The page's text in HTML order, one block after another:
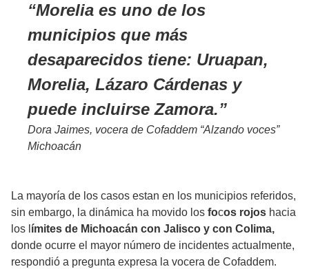
Morelia es uno de los
municipios que más
desaparecidos tiene: Uruapan,
Morelia, Lázaro Cárdenas y
puede incluirse Zamora.
Dora Jaimes, vocera de Cofaddem “Alzando voces”
Michoacán
La mayoría de los casos estan en los municipios referidos,
sin embargo, la dinámica ha movido los focos rojos hacia
los l ímites de Michoacán con Jalisco y con Colima,
donde ocurre el mayor número de incidentes actualmente,
respondió a pregunta expresa la vocera de Cofaddem.